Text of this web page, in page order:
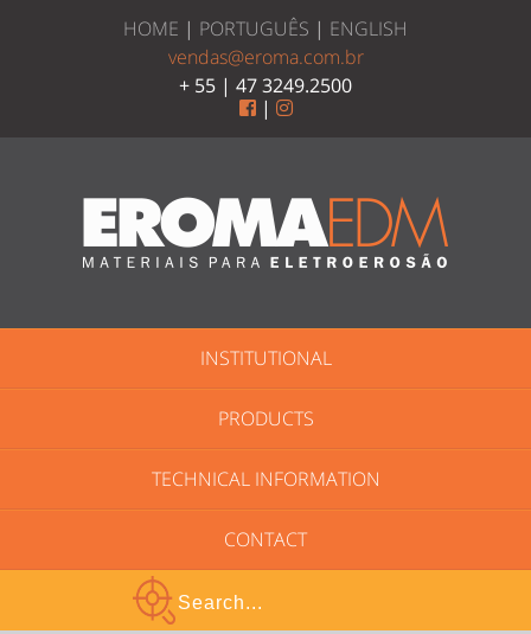
HOME | PORTUGUÊS | ENGLISH
vendas@eroma.com.br
+ 55 | 47 3249.2500
|
INSTITUTIONAL
PRODUCTS
TECHNICAL INFORMATION
CONTACT